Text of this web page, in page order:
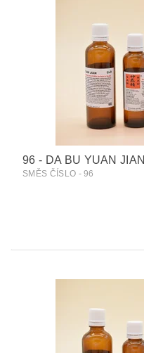
96 - DA BU YUAN JIAN
SMĚS ČÍSLO - 96